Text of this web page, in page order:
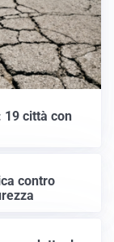
19 città con
contro